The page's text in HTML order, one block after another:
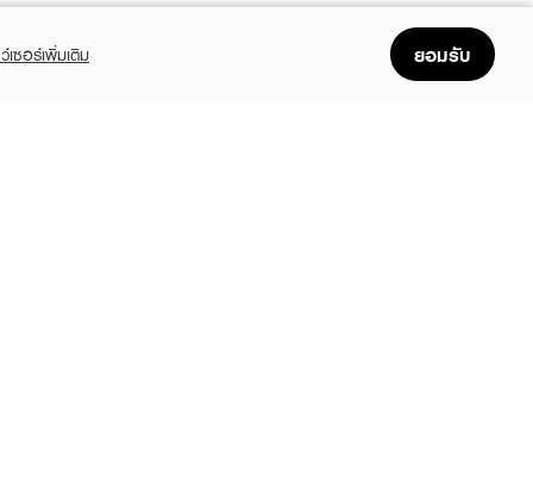
เซอร์เพิ่มเติม ยอมรับ